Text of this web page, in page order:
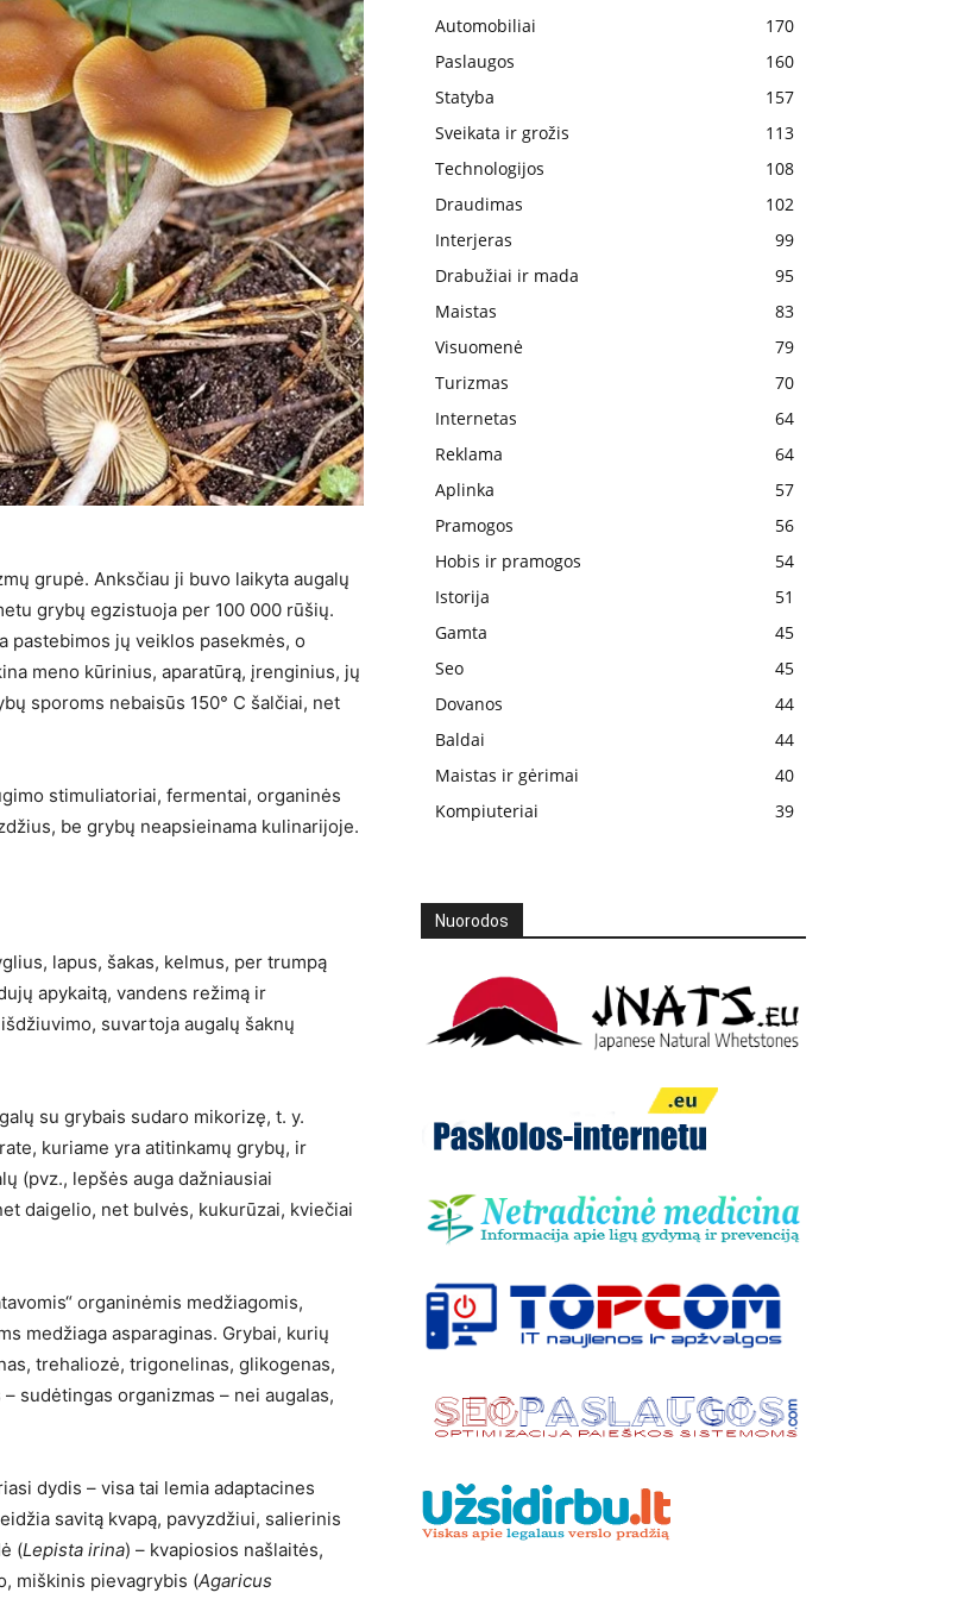
grupė. Anksčiau ji buvo laikyta augalų
grybų egzistuoja per 100 000 rūšių.
pastebimos jų veiklos pasekmės, o
meno kūrinius, aparatūrą, įrenginius, jų
sporoms nebaisūs 150° C šalčiai, net
stimuliatoriai, fermentai, organinės
be grybų neapsieinama kulinarijoje.
lapus, šakas, kelmus, per trumpą
apykaitą, vandens režimą ir
suvartoja augalų šaknų
su grybais sudaro mikorizę, t. y.
kuriame yra atitinkamų grybų, ir
(pvz., lepšės auga dažniausiai
daigelio, net bulvės, kukurūzai, kviečiai
organinėmis medžiagomis,
medžiaga asparaginas. Grybai, kurių
trehaliozė, trigonelinas, glikogenas,
sudėtingas organizmas – nei augalas,
dydis – visa tai lemia adaptacines
savitą kvapą, pavyzdžiui, salierinis
(Lepista irina) – kvapiosios našlaitės,
miškinis pievagrybis (Agaricus
Automobiliai
170
Paslaugos
160
Statyba
157
Sveikata ir grožis
113
Technologijos
108
Draudimas
102
Interjeras
99
Drabužiai ir mada
95
Maistas
83
Visuomenė
79
Turizmas
70
Internetas
64
Reklama
64
Aplinka
57
Pramogos
56
Hobis ir pramogos
54
Istorija
51
Gamta
45
Seo
45
Dovanos
44
Baldai
44
Maistas ir gėrimai
40
Kompiuteriai
39
Nuorodos